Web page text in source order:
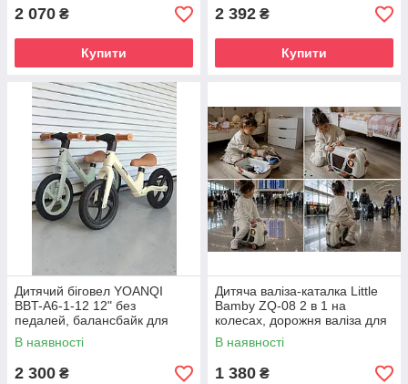
2 070 ₴
Купити
2 392 ₴
Купити
Дитячий біговел YOANQI
BBT-A6-1-12 12" без
педалей, балансбайк для
дітей від 2 років
В наявності
2 300 ₴
Дитяча валіза-каталка Little
Bamby ZQ-08 2 в 1 на
колесах, дорожня валіза для
подорожей з підніжками та
ременем
В наявності
1 380 ₴